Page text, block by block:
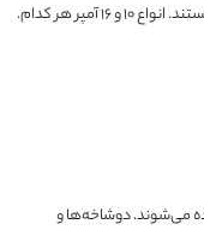
دارای فرکانس 50 هرتز و محدوده ولتاژ 220 تا 240 ولت هستند. انواع 10 و 16 آمپر هر کدام.
می‌شوند. دوشاخه‌ها و